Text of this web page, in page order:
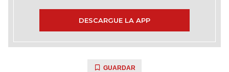
DESCARGUE LA APP
GUARDAR